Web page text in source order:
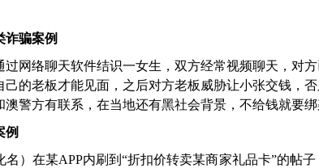
骗案例
络聊天软件结识一女生，双方经常视频聊天，对
的老板才能见面，之后对方老板威胁让小张交钱，
警方有联系，在当地还有黑社会背景，不给钱就要
在某APP内刷到“折扣价转卖某商家礼品卡”的帖子